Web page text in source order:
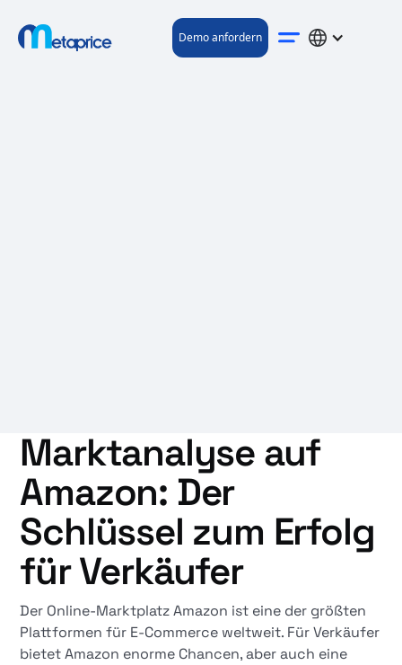
Demo anfordern
Marktanalyse auf
Amazon: Der
Schlüssel zum Erfolg
für Verkäufer
Der Online-Marktplatz Amazon ist eine der größten
Plattformen für E-Commerce weltweit. Für Verkäufer
bietet Amazon enorme Chancen, aber auch eine